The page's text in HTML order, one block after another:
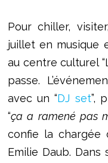
Pour chiller,
juillet en musique
au centre culturel
passe.
avec un “DJ set”,
“ça a ramené pas
confie la chargée
Emilie Daub.